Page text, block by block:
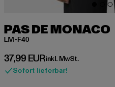
PAS DE MONACO
LM-F40
37,99 EUR
Derzeitiger Preis: 37,99 EUR
inkl. MwSt.
Sofort lieferbar!